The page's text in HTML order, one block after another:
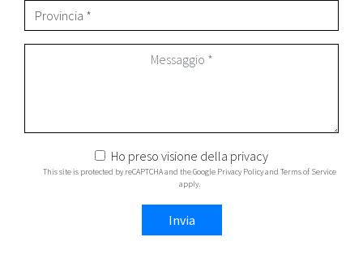
Ho preso visione della privacy
This site is protected by reCAPTCHA and the Google Privacy Policyand Terms of Service
apply.
Invia